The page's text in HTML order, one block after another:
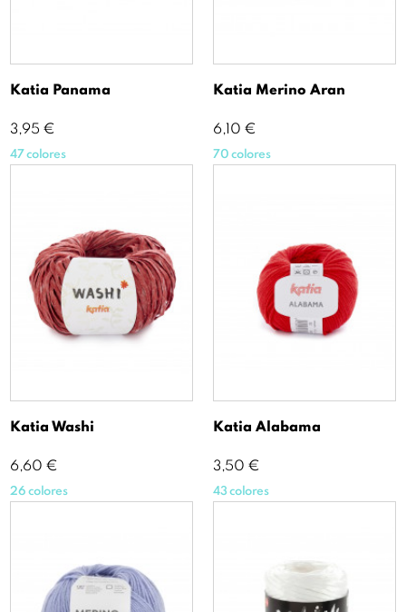
Katia Panama
Precio
3,95 €
47 colores
Katia Merino Aran
Precio
6,10 €
70 colores
Katia Washi
Precio
6,60 €
26 colores
Katia Alabama
Precio
3,50 €
43 colores